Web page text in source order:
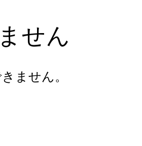
せん
ません。